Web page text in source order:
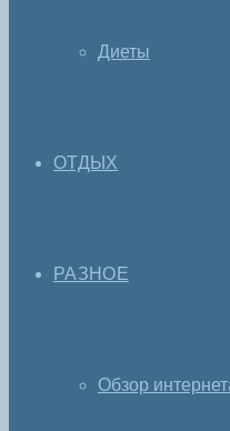
Диеты
ОТДЫХ
РАЗНОЕ
Обзор